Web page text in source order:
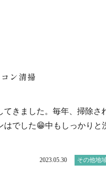
ン清掃
てきました。毎年、掃除さ
はでした😁中もしっかりと
2023.05.30 その他地